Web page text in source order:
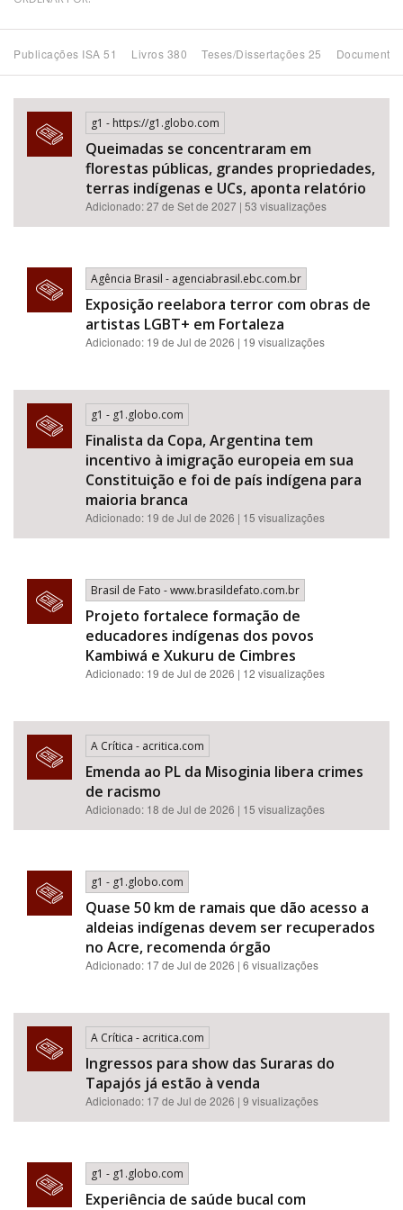
Subtema
Área de Levantamento
Área Protegida
BUSCAR
Publicações ISA 51 Livros 380 Teses/Dissertações 25
g1 - https://g1.globo.com
Queimadas se concentraram em
florestas públicas, grandes propriedades,
terras indígenas e UCs, aponta relatório
Adicionado: 27 de Set de 2027 | 53 visualizações
Agência Brasil - agenciabrasil.ebc.com.br
Exposição reelabora terror com obras de
artistas LGBT+ em Fortaleza
Adicionado: 19 de Jul de 2026 | 19 visualizações
g1 - g1.globo.com
Finalista da Copa, Argentina tem
incentivo à imigração europeia em sua
Constituição e foi de país indígena para
maioria branca
Adicionado: 19 de Jul de 2026 | 15 visualizações
Brasil de Fato - www.brasildefato.com.br
Projeto fortalece formação de
educadores indígenas dos povos
Kambiwá e Xukuru de Cimbres
Adicionado: 19 de Jul de 2026 | 12 visualizações
A Crítica - acritica.com
Emenda ao PL da Misoginia libera crimes
de racismo​​​​​​​​​​​​​​​​​​​​​​​​​​​​​​​​​​​​​​​​​​
Adicionado: 18 de Jul de 2026 | 15 visualizações
g1 - g1.globo.com
Quase 50 km de ramais que dão acesso a
aldeias indígenas devem ser recuperados
no Acre, recomenda órgão
Adicionado: 17 de Jul de 2026 | 6 visualizações
A Crítica - acritica.com
Ingressos para show das Suraras do
Tapajós já estão à venda
Adicionado: 17 de Jul de 2026 | 9 visualizações
g1 - g1.globo.com
Experiência de saúde bucal com